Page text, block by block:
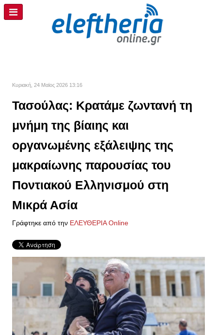
Κυριακή, 24 Μαϊος 2026 13:16
Τασούλας: Κρατάμε ζωντανή τη
μνήμη της βίαιης και
οργανωμένης εξάλειψης της
μακραίωνης παρουσίας του
Ποντιακού Ελληνισμού στη
Μικρά Ασία
Γράφτηκε από την ΕΛΕΥΘΕΡΙΑ Online